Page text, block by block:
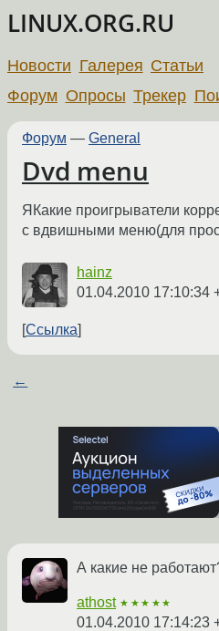
LINUX.ORG.RU
Новости Галерея Статьи
Форум Опросы Трекер
Форум — General
Dvd menu
ЯКакие проигрыватели
с вдвишными меню(для
hainz
01.04.2010 17:10:34
Ссылка
←
А какие не
athost ★★★★★
01.04.2010 17:14:23